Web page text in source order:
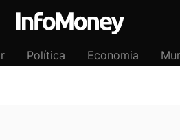
Política Economia